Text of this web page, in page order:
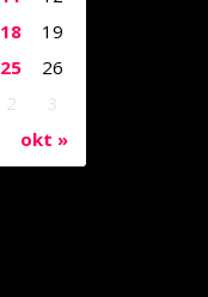
okt »
18
19
25
26
2 3